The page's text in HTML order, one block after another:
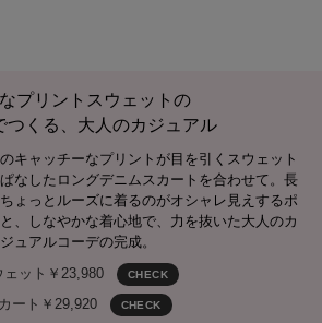
プリントスウェットの
つくる、大人のカジュアル
キャッチーなプリントが目を引くスウェット
なしたロングデニムスカートを合わせて。長
ょっとルーズに着るのがオシャレ見えするポ
、しなやかな着心地で、力を抜いた大人のカ
ジュアルコーデの完成。
ェット￥23,980
CHECK
ート￥29,920 CHECK